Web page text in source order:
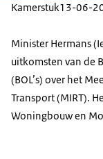
Kamerstuk13-06-
Minister Hermans
uitkomsten van de
(BOL’s) over het
Transport (MIRT).
Woningbouw en